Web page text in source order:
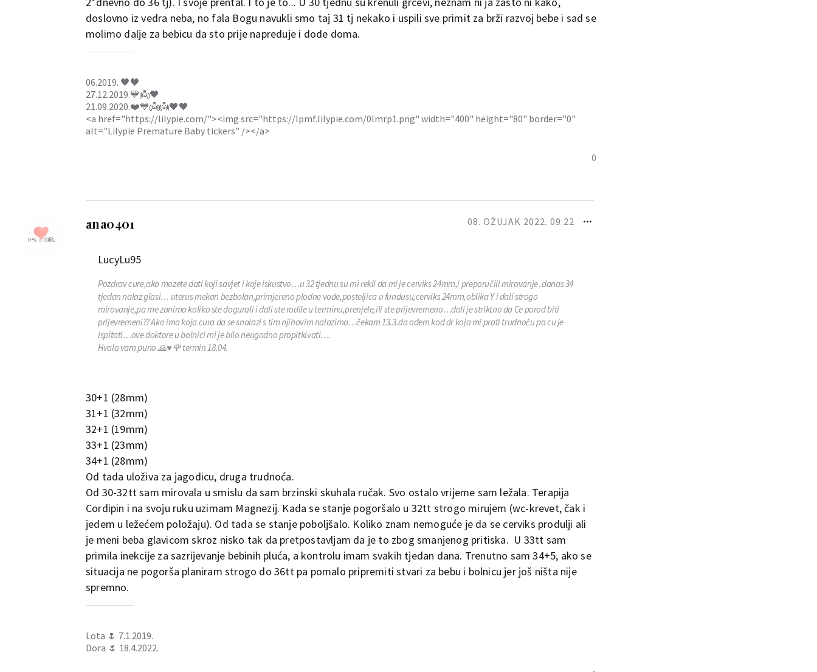
doslovno iz vedra neba, no fala Bogu navukli smo taj 31 tj nekako i uspili sve primit za brži razvoj bebe i sad se
molimo dalje za bebicu da sto prije napreduje i dode doma.
0
06.2019. 🖤🖤
27.12.2019.💙👼🖤
21.09.2020.❤️💙👼👼🖤🖤
<a href="https://lilypie.com/"><img src="https://lpmf.lilypie.com/0lmrp1.png" width="400" height="80" border="0"
alt="Lilypie Premature Baby tickers" /></a>
ana0401 08. OŽUJAK 2022. 09:22
LucyLu95
Pozdrav cure,ako mozete dati koji savjet i koje iskustvo…u 32 tjednu su mi rekli da mi je cerviks 24mm,i preporučili mirovanje ,danas 34
tjedan nalaz glasi… uterus mekan bezbolan,primjereno plodne vode,posteljica u fundusu,cerviks 24mm,oblika Y i dali strogo
mirovanje,pa me zanima koliko ste dogurali i dali ste rodile u terminu,prenjele,ili ste prijevremeno…dali je striktno da Ce porod biti
prijevremeni?? Ako ima koja cura da se snalazi s tim njihovim nalazima…čekam 13.3.da odem kod dr koja mi prati trudnoću pa cu je
ispitati…ove doktore u bolnici mi je bilo neugodno propitkivati….
Hvala vam puno 🙏♥️🌹 termin 18.04.
30+1 (28mm)
31+1 (32mm)
32+1 (19mm)
33+1 (23mm)
34+1 (28mm)
Od tada uloživa za jagodicu, druga trudnoća.
Od 30-32tt sam mirovala u smislu da sam brzinski skuhala ručak. Svo ostalo vrijeme sam ležala. Terapija
Cordipin i na svoju ruku uzimam Magnezij. Kada se stanje pogoršalo u 32tt strogo mirujem (wc-krevet, čak i
jedem u ležećem položaju). Od tada se stanje poboljšalo. Koliko znam nemoguće je da se cerviks produlji ali
je meni beba glavicom skroz nisko tak da pretpostavljam da je to zbog smanjenog pritiska. U 33tt sam
primila inekcije za sazrijevanje bebinih pluća, a kontrolu imam svakih tjedan dana. Trenutno sam 34+5, ako se
situacija ne pogorša planiram strogo do 36tt pa pomalo pripremiti stvari za bebu i bolnicu jer još ništa nije
spremno.
Lota 🌷 7.1.2019.
Dora 🌷 18.4.2022.